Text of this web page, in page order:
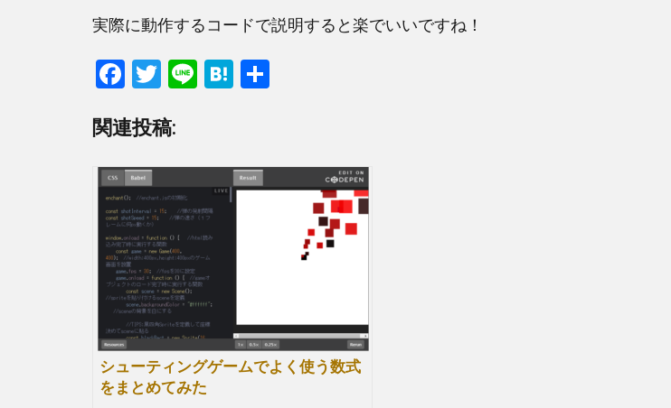
実際に動作するコードで説明すると楽でいいですね！
F
e
b
o
o
k
T
itt
er
Li H
n
a
関連投稿:
シューティングゲームでよく使う数式
をまとめてみた